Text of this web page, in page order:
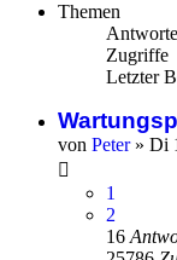
Themen
Zugriffe
Letzter
von Peter» Di
1
2
16